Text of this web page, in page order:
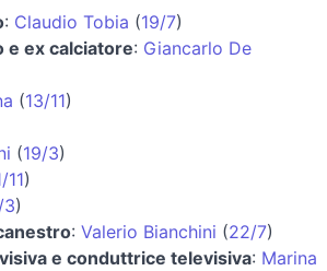
: Claudio Tobia (19/7)
e ex calciatore: Giancarlo De
(13/11)
(19/3)
11)
3)
: Valerio Bianchini (22/7)
e conduttrice televisiva: Marina